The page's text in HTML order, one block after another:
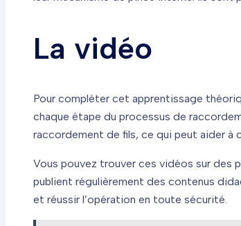
La vidéo
Pour compléter cet apprentissage
chaque étape du processus de
raccordement de fils, ce qui peut aider à
Vous pouvez trouver ces vidéos sur des
publient régulièrement des contenus
et réussir l’opération en toute sécurité.